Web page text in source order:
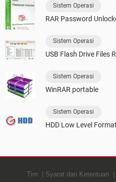
Sistem Operasi
RAR Password
Sistem Operasi
USB Flash Drive Files
Sistem Operasi
WinRAR portable
Sistem Operasi
HDD Low Level
Tim Syarat dan Ketentuan